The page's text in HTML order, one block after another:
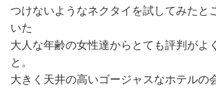
つけないようなネクタイを試してみたと
いた
大人な年齢の女性達からとても評判がよ
と。
大きく天井の高いゴージャスなホテルの